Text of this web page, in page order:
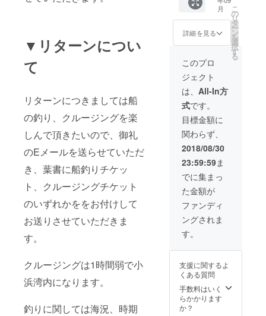
▼リターンについ
て
リターンにつきましては船
の釣り、クルージングを楽
しんで頂きたいので、御礼
のEメールを送らせていただ
き、葉書に船釣りチケッ
ト、クルージングチケット
のいずれかををお付けして
お送りさせていただきま
す。
クルージングは1時間弱で小
浜湾内になります。
釣りに関しては海況、時期
よりま
すが6時
間前後
になり
海況が
悪く
なった
場合は
中止、
もしく
は時間
を短縮
する場
合があ
ります
具はご
自分で
ご用意
してい
ただき
たいの
です
が、事
前に
言って
下され
ば別途
にてご
用意し
ます。
釣行時
間は海
況、天
候にも
よりま
すが6時
間前後
になり
海況が
なった
場合は
中止、
もしく
は時間
月
詳細を見る
こ
の
リ
タ
ー
ン
を
選
択
す
る
このプロ
ジェクト
は、 All-In方
式です。
目標金額に
関わらず、
2018/08/30
23:59:59ま
でに集まっ
た金額が
ファンディ
ングされま
す。
支援に関するよ
くある質問
手数料はいく
らかかります
か？